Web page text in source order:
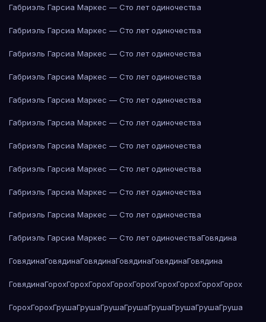
Габриэль Гарсиа Маркес — Сто лет одиночества
Габриэль Гарсиа Маркес — Сто лет одиночества
Габриэль Гарсиа Маркес — Сто лет одиночества
Габриэль Гарсиа Маркес — Сто лет одиночества
Габриэль Гарсиа Маркес — Сто лет одиночества
Габриэль Гарсиа Маркес — Сто лет одиночества
Габриэль Гарсиа Маркес — Сто лет одиночества
Габриэль Гарсиа Маркес — Сто лет одиночества
Габриэль Гарсиа Маркес — Сто лет одиночества
Габриэль Гарсиа Маркес — Сто лет одиночества
Габриэль Гарсиа Маркес — Сто лет одиночестваГовядина
ГовядинаГовядинаГовядинаГовядинаГовядинаГовядина
ГовядинаГорохГорохГорохГорохГорохГорохГорохГорохГорох
ГорохГорохГрушаГрушаГрушаГрушаГрушаГрушаГрушаГруша